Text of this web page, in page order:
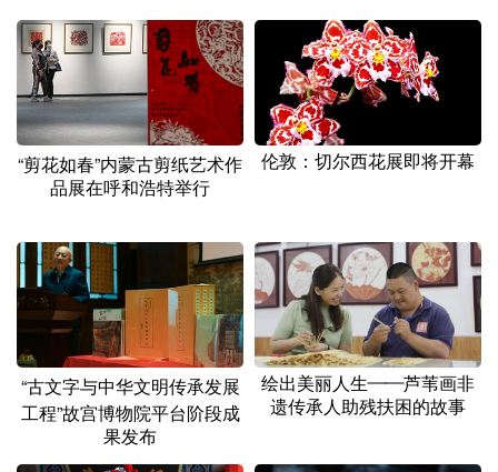
“剪花如春”内蒙古剪纸艺术作
品展在呼和浩特举行
伦敦：切尔西花展即将开幕
“古文字与中华文明传承发展
工程”故宫博物院平台阶段成
果发布
绘出美丽人生——芦苇画非
遗传承人助残扶困的故事